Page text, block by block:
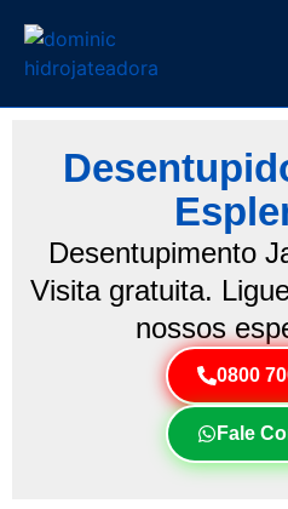
Desentupimento
Visita gratuita.
nossos
0800
Fale